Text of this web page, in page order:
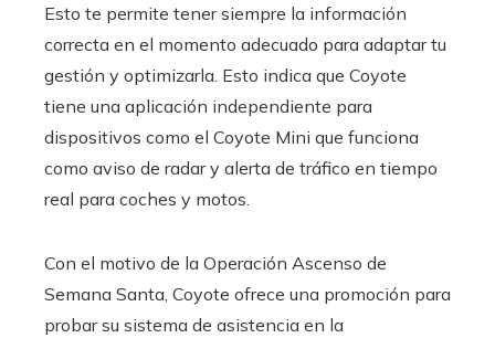
Esto te permite tener siempre la información
correcta en el momento adecuado para adaptar tu
gestión y optimizarla. Esto indica que Coyote
tiene una aplicación independiente para
dispositivos como el Coyote Mini que funciona
como aviso de radar y alerta de tráfico en tiempo
real para coches y motos.
Con el motivo de la Operación Ascenso de
Semana Santa, Coyote ofrece una promoción para
probar su sistema de asistencia en la